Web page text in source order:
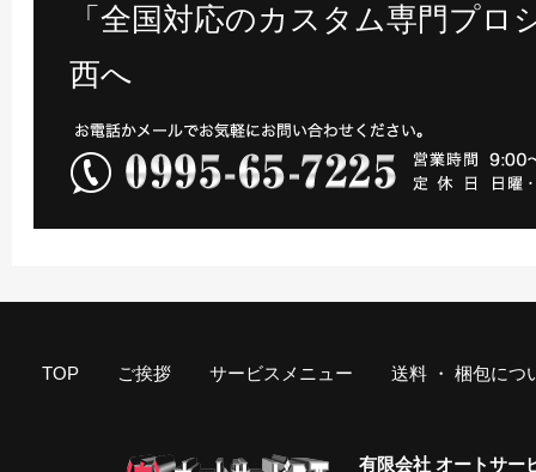
「全国対応のカスタム専門プ
西へ
TOP ご挨拶 サービスメニュー 送料 ・ 梱包につ
有限会社 オートサー